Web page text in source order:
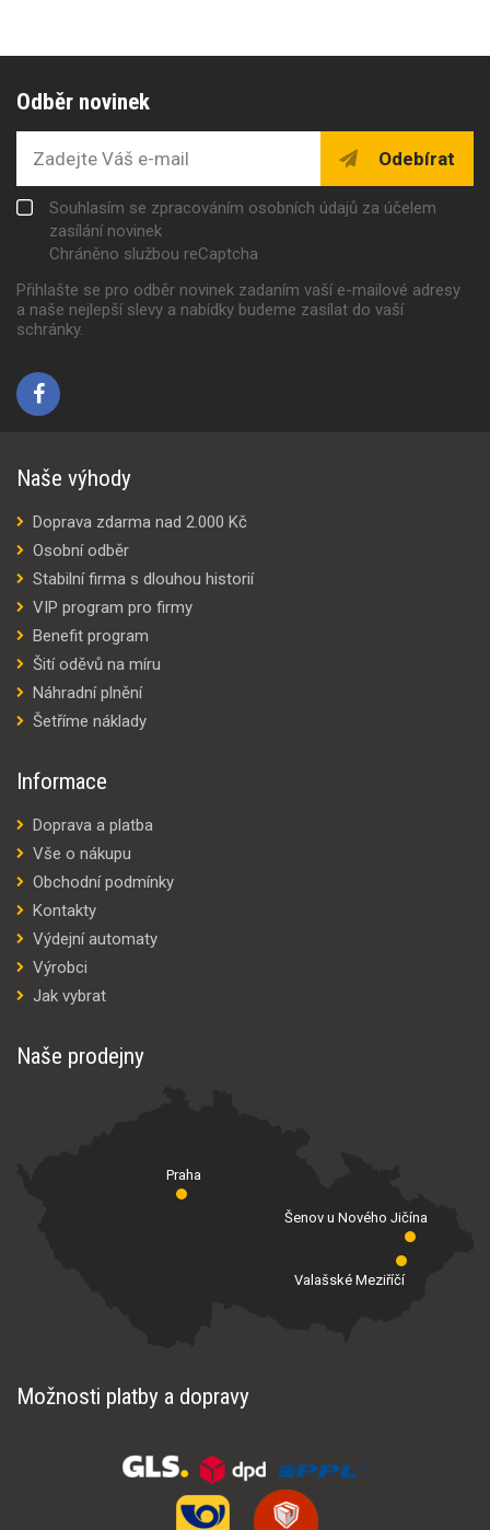
Odběr novinek
Odebírat
Souhlasím se zpracováním osobních údajů za účelem
zasílání novinek
Chráněno službou reCaptcha
Přihlašte se pro odběr novinek zadaním vaší e-mailové adresy
a naše nejlepší slevy a nabídky budeme zasílat do vaší
schránky.
Naše výhody
Doprava zdarma nad 2.000 Kč
Osobní odběr
Stabilní firma s dlouhou historií
VIP program pro firmy
Benefit program
Šití oděvů na míru
Náhradní plnění
Šetříme náklady
Informace
Doprava a platba
Vše o nákupu
Obchodní podmínky
Kontakty
Výdejní automaty
Výrobci
Jak vybrat
Naše prodejny
Praha
Valašské Meziříčí
Šenov u Nového Jičína
Možnosti platby a dopravy